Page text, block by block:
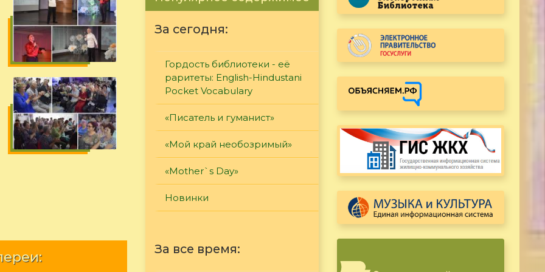
За сегодня:
Гордость библиотеки - её
раритеты: English-Hindustani
Pocket Vocabulary
«Писатель и гуманист»
«Мой край необозримый»
«Mother`s Day»
Новинки
За все время: